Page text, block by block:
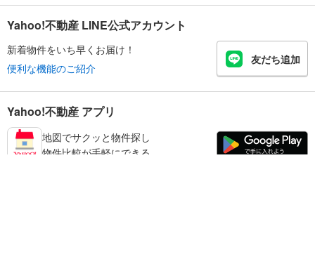
Yahoo!不動産 LINE公式アカウント
新着物件をいち早くお届け！
便利な機能のご紹介
友だち追加
Yahoo!不動産 アプリ
地図でサクッと物件探し
物件比較が手軽にできる